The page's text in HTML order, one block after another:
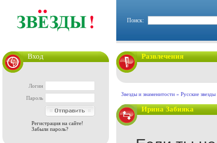
Поиск:
Вход
Логин
Пароль
Регистрация на сайте!
Забыли пароль?
Развлечения
Звезды и знаменитости » Русские звезды
Ирина Забияка